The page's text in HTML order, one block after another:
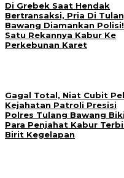
Di Grebek Saat Hendak
Bertransaksi, Pria Di
Bawang Diamankan Polisi!
Satu Rekannya Kabur Ke
Perkebunan Karet
Gagal Total, Niat Cubit
Kejahatan Patroli Presisi
Polres Tulang Bawang
Para Penjahat Kabur
Birit Kegelapan